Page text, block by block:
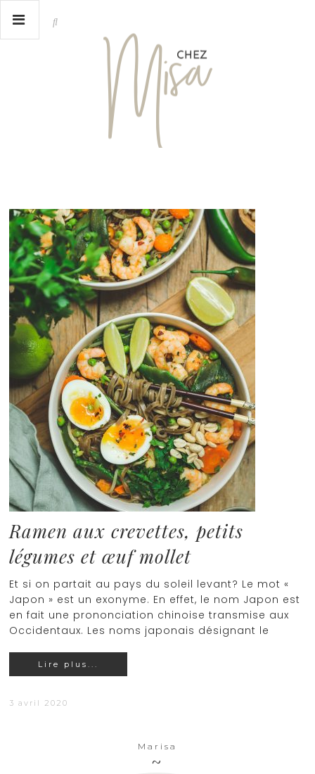
Ramen aux crevettes, petits
légumes et œuf mollet
Et si on partait au pays du soleil levant? Le mot «
Japon » est un exonyme. En effet, le nom Japon est
en fait une prononciation chinoise transmise aux
Occidentaux. Les noms japonais désignant le
Lire plus...
3 avril 2020
Marisa